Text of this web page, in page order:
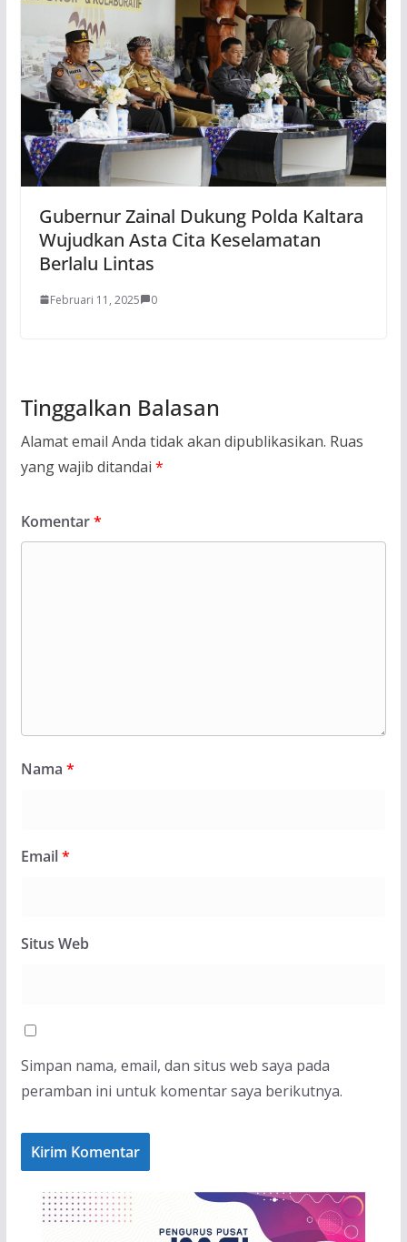
Gubernur Zainal Dukung Polda Kaltara
Wujudkan Asta Cita Keselamatan
Berlalu Lintas
Februari 11, 2025 0
Tinggalkan Balasan
Alamat email Anda tidak akan dipublikasikan. Ruas
yang wajib ditandai *
Komentar*
Nama *
Email*
Situs Web
Simpan nama, email, dan situs web saya pada
peramban ini untuk komentar saya berikutnya.